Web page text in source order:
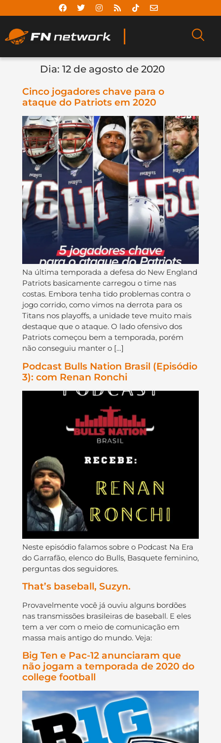
Dia: 12 de agosto de 2020
Cinco jogadores chave para o
ataque do Patriots em 2020
Na última temporada a defesa do New England
Patriots basicamente carregou o time nas
costas. Embora tenha tido problemas contra o
jogo corrido, como vimos na derrota para os
Titans nos playoffs, a unidade teve muito mais
destaque que o ataque. O lado ofensivo dos
Patriots começou bem a temporada, porém
não conseguiu manter o […]
Podcast Bulls Nation Brasil (Episódio
3): com Renan Ronchi
Neste episódio falamos sobre o Podcast Na Era
do Garrafão, elenco do Bulls, Basquete feminino,
perguntas dos seguidores.
That’s baseball, Suzyn.
Provavelmente você já ouviu alguns bordões
nas transmissões brasileiras de baseball. E eles
tem a ver com o meio de comunicação em
massa mais antigo do mundo. Veja:
Big Ten e Pac-12 anunciaram que
não jogam a temporada de 2020 do
college football